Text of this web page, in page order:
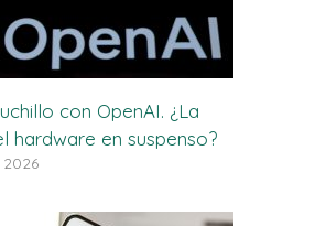
con OpenAI. ¿La
hardware en suspenso?